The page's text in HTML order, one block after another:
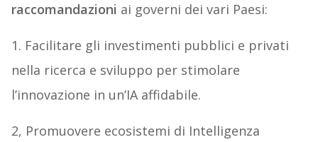
raccomandazioni ai governi dei vari Paesi:
1. Facilitare gli investimenti pubblici e privati
nella ricerca e sviluppo per stimolare
l’innovazione in un’IA affidabile.
2, Promuovere ecosistemi di Intelligenza